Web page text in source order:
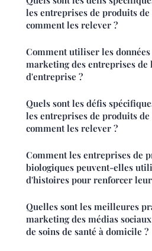
les entreprises de produits
comment les relever ?
Comment utiliser les
marketing des entreprises de
d'entreprise ?
Quels sont les défis
les entreprises de produits
comment les relever ?
Comment les entreprises de
biologiques peuvent-elles
d'histoires pour renforcer
Quelles sont les meilleures
marketing des médias
de soins de santé à domicile ?